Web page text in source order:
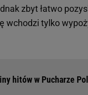
zbyt łatwo
wchodzi tylko
hitów w Pucharze